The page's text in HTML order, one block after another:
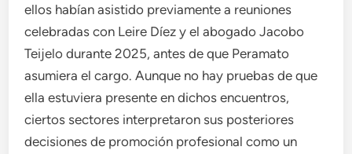
ellos habían asistido previamente a reuniones
celebradas con Leire Díez y el abogado Jacobo
Teijelo durante 2025, antes de que Peramato
asumiera el cargo. Aunque no hay pruebas de que
ella estuviera presente en dichos encuentros,
ciertos sectores interpretaron sus posteriores
decisiones de promoción profesional como un